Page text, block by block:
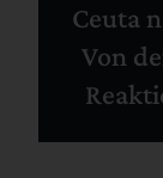
Ceuta
Von